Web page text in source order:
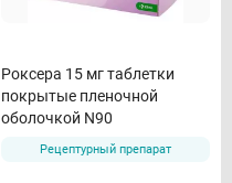
Роксера 15 мг таблетки
покрытые пленочной
оболочкой N90
Рецептурный препарат